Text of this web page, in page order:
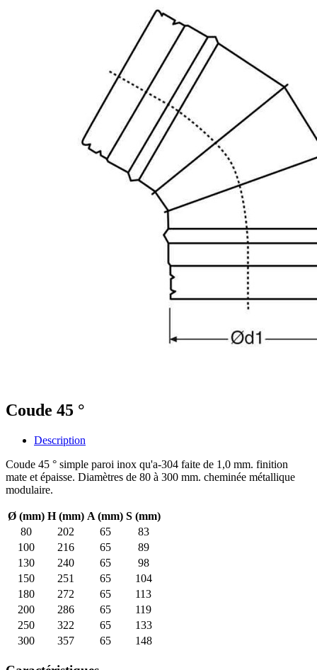
Coude 45 °
Description
Coude 45 ° simple paroi inox qu'a-304 faite de 1,0 mm. finition
mate et épaisse. Diamètres de 80 à 300 mm. cheminée métallique
modulaire.
Ø (mm) H (mm) A (mm) S (mm)
80
202 65
83
100
216 65
89
130
240 65
98
150
251 65
104
180
272 65
113
200
286 65
119
250
322 65
133
300
357 65 148